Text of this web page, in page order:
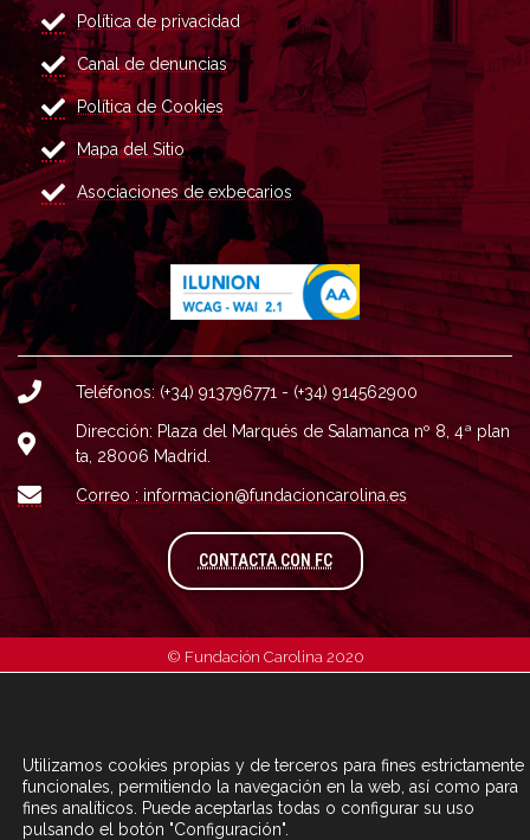
Política de privacidad
Canal de denuncias
Política de Cookies
Mapa del Sitio
Asociaciones de exbecarios
Teléfonos: (+34) 913796771 - (+34) 914562900
Dirección: Plaza del Marqués de Salamanca nº 8, 4ª plan
ta, 28006 Madrid.
Correo : informacion@fundacioncarolina.es
CONTACTA CON FCA TRAVÉS DEL
© Fundación Carolina 2020
Utilizamos cookies propias y de terceros para fines estrictamente
funcionales, permitiendo la navegación en la web, así como para
fines analíticos. Puede aceptarlas todas o configurar su uso
pulsando el botón "Configuración".